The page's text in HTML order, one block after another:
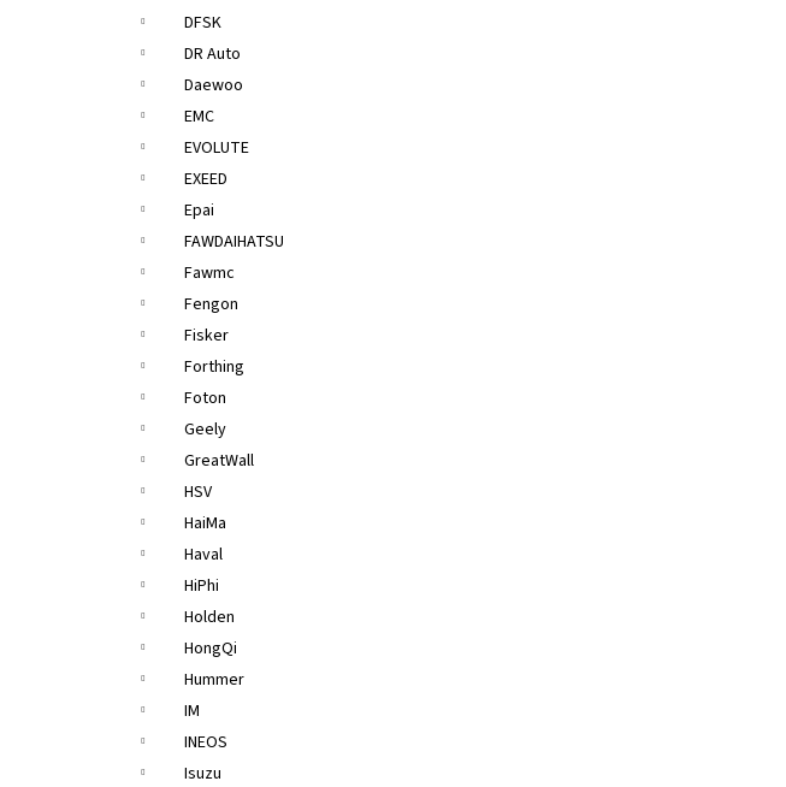
DFSK
DR Auto
Daewoo
EMC
EVOLUTE
EXEED
Epai
FAWDAIHATSU
Fawmc
Fengon
Fisker
Forthing
Foton
Geely
GreatWall
HSV
HaiMa
Haval
HiPhi
Holden
HongQi
Hummer
IM
INEOS
Isuzu